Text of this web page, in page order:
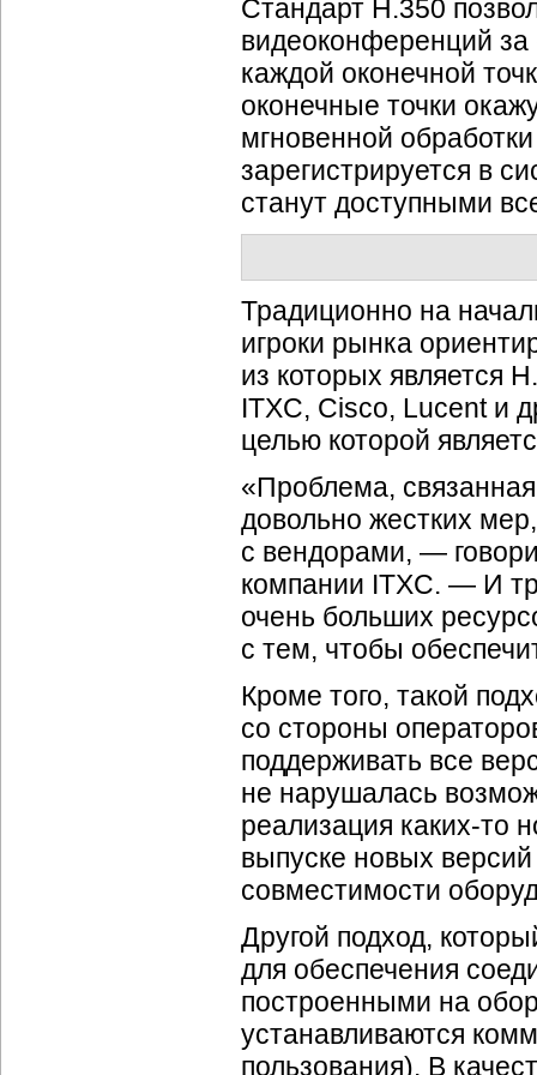
Стандарт H.350
видеоконференций
каждой оконечной
оконечные точки
мгновенной
зарегистрируется в
станут доступными
Традиционно на
игроки рынка
из которых является
ITXC, Cisco, Lucent и
целью которой
«Проблема,
довольно жестких
с вендорами, —
компании ITXC. — И
очень больших
с тем, чтобы
Кроме того, такой
со стороны
поддерживать все
не нарушалась
реализация каких-то
выпуске новых
совместимости
Другой подход,
для обеспечения
построенными на
устанавливаются
пользования). В